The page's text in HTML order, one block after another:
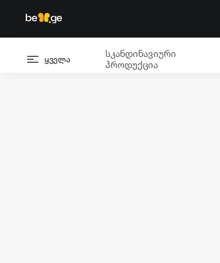
ყველა
სკანდინავიური
პროდუქცია